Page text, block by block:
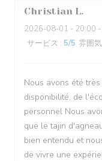
Christian L
2026-08-01 - 20:00
サービス : 5/5 雰囲気
Nous avons été
disponibilité, de
personnel Nous
que le tajin
bien entendu et
de vivre une